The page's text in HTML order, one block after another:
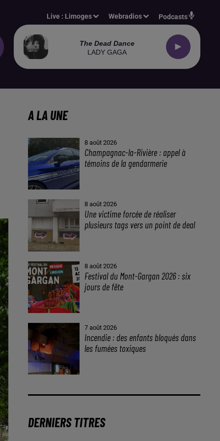
Live : Limoges Webradios Podcasts
The Dead Dance
LADY GAGA
A LA UNE
8 août 2026
Champagnac-la-Rivière : appel à
témoins de la gendarmerie
8 août 2026
Une victime forcée de réaliser
plusieurs tags vers un point de deal
8 août 2026
Festival du Mont-Gargan 2026 : six
jours de fête
7 août 2026
Incendie : des enfants bloqués dans
les fumées toxiques
DERNIERS TITRES